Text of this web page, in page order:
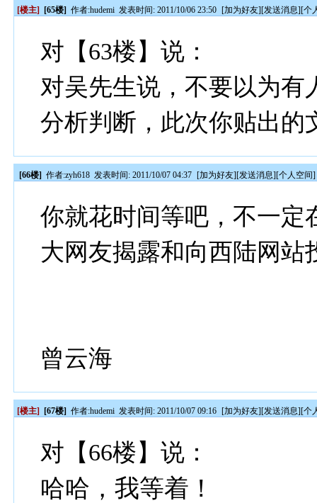
[楼主] [65楼] 作者:hudemi 发表时间: 2011/10/06 23:50 [加为好友][发送消息][个
对【63楼】说：
对吴先生说，不要以为有
分析判断，此次你贴出的
[66楼] 作者:zyh618 发表时间: 2011/10/07 04:37 [加为好友][发送消息][个人空间]
你就花时间等吧，不一定
大网友揭露和向西陆网站
曾云海
[楼主] [67楼] 作者:hudemi 发表时间: 2011/10/07 09:16 [加为好友][发送消息][个
对【66楼】说：
哈哈，我等着！